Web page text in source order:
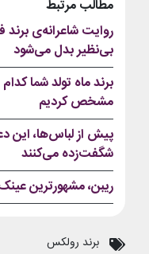
مطالب مرتبط
روایت شاعرانه‌ی
بی‌نظیر بدل می‌شود
برند ماه تولد شما
مشخص کردیم
پیش از لباس‌ها، این
شگفت‌زده می‌کنند
ریبن، مشهورترین
برند رولکس